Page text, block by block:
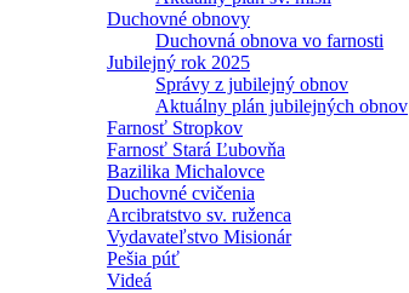
Duchovné obnovy
Duchovná obnova vo farnosti
Jubilejný rok 2025
Správy z jubilejný obnov
Aktuálny plán jubilejných obnov
Farnosť Stropkov
Farnosť Stará Ľubovňa
Bazilika Michalovce
Duchovné cvičenia
Arcibratstvo sv. ruženca
Vydavateľstvo Misionár
Pešia púť
Videá